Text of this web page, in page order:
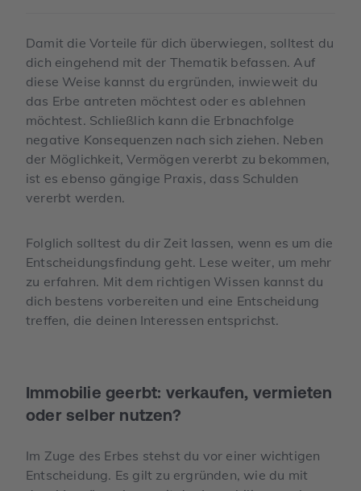
Damit die Vorteile für dich überwiegen, solltest du
dich eingehend mit der Thematik befassen. Auf
diese Weise kannst du ergründen, inwieweit du
das Erbe antreten möchtest oder es ablehnen
möchtest. Schließlich kann die Erbnachfolge
negative Konsequenzen nach sich ziehen. Neben
der Möglichkeit, Vermögen vererbt zu bekommen,
ist es ebenso gängige Praxis, dass Schulden
vererbt werden.
Folglich solltest du dir Zeit lassen, wenn es um die
Entscheidungsfindung geht. Lese weiter, um mehr
zu erfahren. Mit dem richtigen Wissen kannst du
dich bestens vorbereiten und eine Entscheidung
treffen, die deinen Interessen entsprichst.
Immobilie geerbt: verkaufen, vermieten
oder selber nutzen?
Im Zuge des Erbes stehst du vor einer wichtigen
Entscheidung. Es gilt zu ergründen, wie du mit